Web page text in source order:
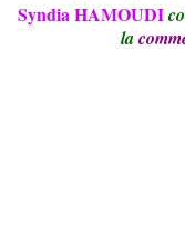
Syndia HAMOUDI
la